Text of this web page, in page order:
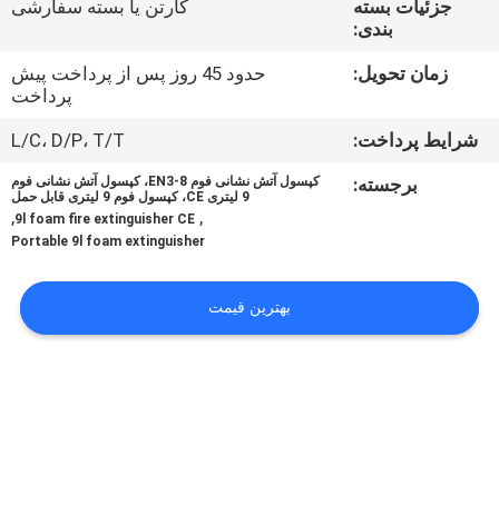
کیفیت
تماس
بگیرید
جزئیات بسته
بندی:
کارتن یا بسته سفارشی
زمان تحویل:
حدود 45 روز پس از پرداخت پیش
پرداخت
شرایط پرداخت:
L/C، D/P، T/T
برجسته:
کپسول آتش نشانی فوم EN3-8، کپسول آتش نشانی فوم
9 لیتری CE، کپسول فوم 9 لیتری قابل حمل
,
9l foam fire extinguisher CE
,
Portable 9l foam extinguisher
بهترین قیمت